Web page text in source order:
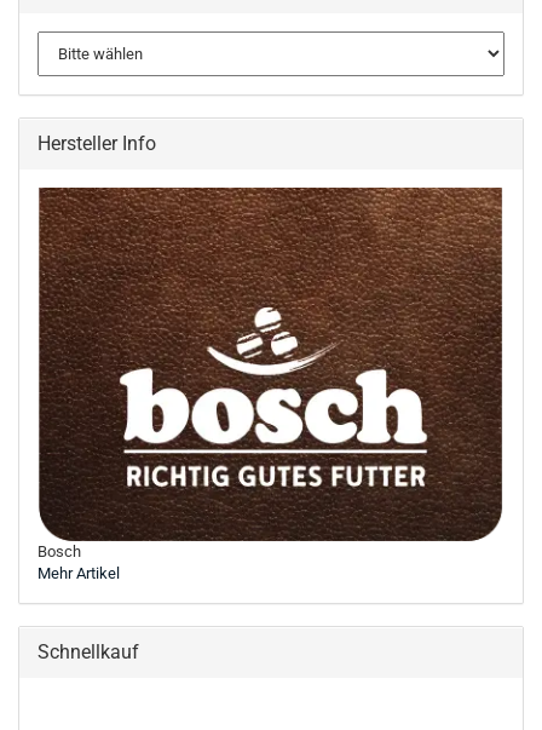
Hersteller Info
Bosch
Mehr Artikel
Schnellkauf